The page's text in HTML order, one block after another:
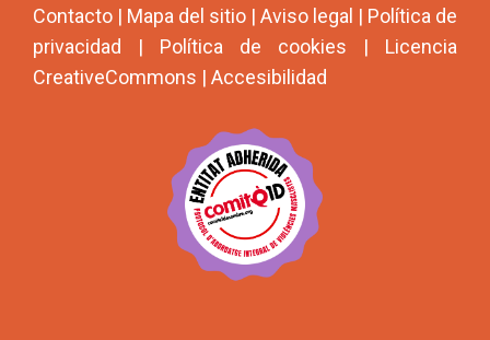
Contacto | Mapa del sitio | Aviso legal | Política de
privacidad | Política de cookies | Licencia
CreativeCommons | Accesibilidad